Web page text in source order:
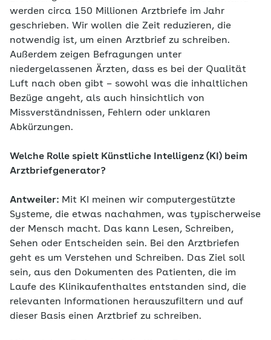
werden circa 150 Millionen Arztbriefe im Jahr
geschrieben. Wir wollen die Zeit reduzieren, die
notwendig ist, um einen Arztbrief zu schreiben.
Außerdem zeigen Befragungen unter
niedergelassenen Ärzten, dass es bei der Qualität
Luft nach oben gibt – sowohl was die inhaltlichen
Bezüge angeht, als auch hinsichtlich von
Missverständnissen, Fehlern oder unklaren
Abkürzungen.
Welche Rolle spielt Künstliche Intelligenz (KI) beim
Arztbriefgenerator?
Antweiler: Mit KI meinen wir computergestützte
Systeme, die etwas nachahmen, was typischerweise
der Mensch macht. Das kann Lesen, Schreiben,
Sehen oder Entscheiden sein. Bei den Arztbriefen
geht es um Verstehen und Schreiben. Das Ziel soll
sein, aus den Dokumenten des Patienten, die im
Laufe des Klinikaufenthaltes entstanden sind, die
relevanten Informationen herauszufiltern und auf
dieser Basis einen Arztbrief zu schreiben.